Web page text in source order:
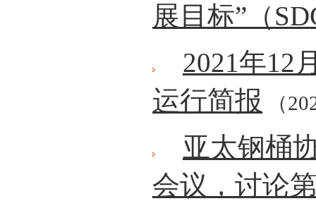
展目标”（
2021年12
运行简报 （
亚太钢桶
会议，讨论